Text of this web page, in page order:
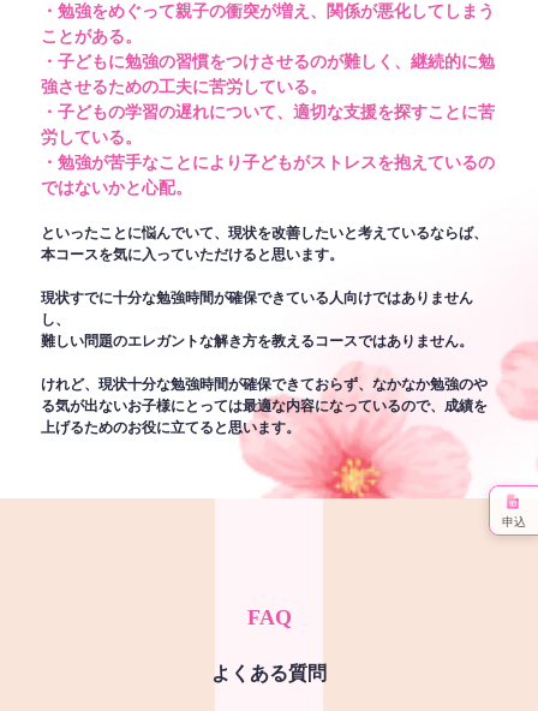
・勉強をめぐって親子の衝突が増え、関係が悪化してしまう
ことがある。
・子どもに勉強の習慣をつけさせるのが難しく、継続的に勉
強させるための工夫に苦労している。
・子どもの学習の遅れについて、適切な支援を探すことに苦
労している。
・勉強が苦手なことにより子どもがストレスを抱えているの
ではないかと心配。
といったことに悩んでいて、現状を改善したいと考えているならば、
本コースを気に入っていただけると思います。
現状すでに十分な勉強時間が確保できている人向けではありません
し、
難しい問題のエレガントな解き方を教えるコースではありません。
けれど、現状十分な勉強時間が確保できておらず、なかなか勉強のや
る気が出ないお子様にとっては最適な内容になっているので、成績を
上げるためのお役に立てると思います。
FAQ
よくある質問
申込